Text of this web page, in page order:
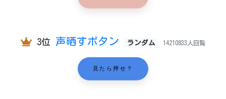
3位 声晒すボタン ランダム 14210833人回覧
見たら押せ？